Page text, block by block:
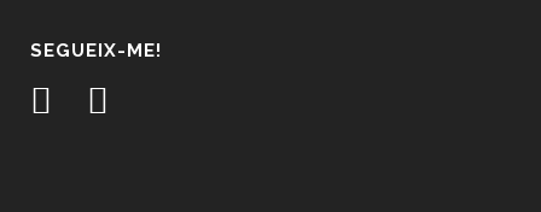
SEGUEIX-ME!